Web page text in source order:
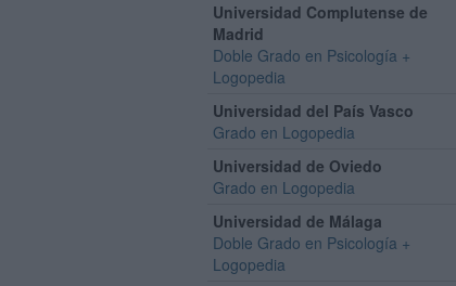
Universidad Complutense de
Madrid
Doble Grado en Psicología +
Logopedia
Universidad del País Vasco
Grado en Logopedia
Universidad de Oviedo
Grado en Logopedia
Universidad de Málaga
Doble Grado en Psicología +
Logopedia